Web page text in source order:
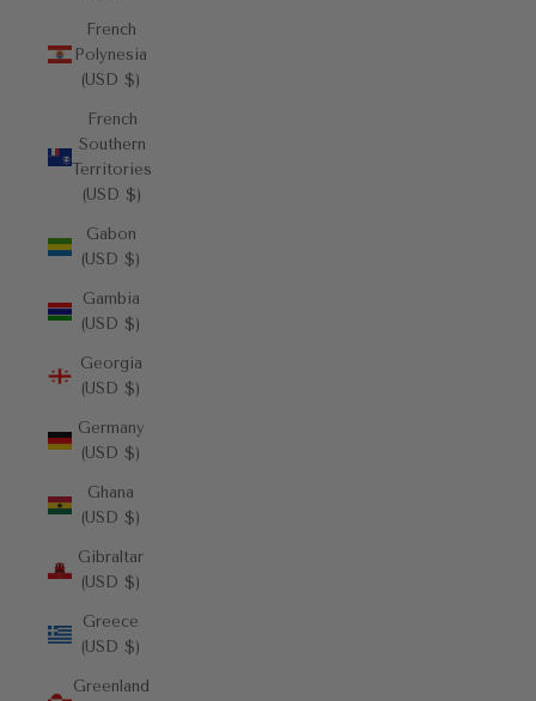
French
Polynesia
(USD $)
French
Southern
Territories
(USD $)
Gabon
(USD $)
Gambia
(USD $)
Georgia
(USD $)
Germany
(USD $)
Ghana
(USD $)
Gibraltar
(USD $)
Greece
(USD $)
Greenland